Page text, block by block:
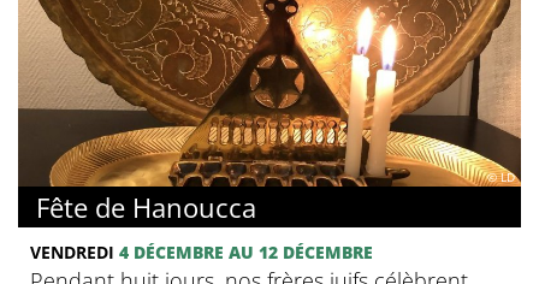
© LD
Fête de Hanoucca
VENDREDI 4 DÉCEMBRE AU 12 DÉCEMBRE